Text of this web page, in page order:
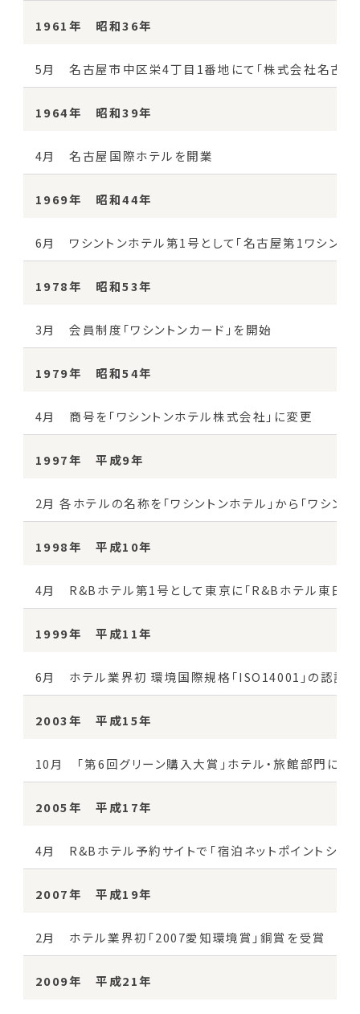
1961年 昭和36年
5月 名古屋市中区栄4丁目1番地にて「株式会社名古屋
1964年 昭和39年
4月 名古屋国際ホテルを開業
1969年 昭和44年
6月 ワシントンホテル第1号として「名古屋第1ワシント
1978年 昭和53年
3月 会員制度「ワシントンカード」を開始
1979年 昭和54年
4月 商号を「ワシントンホテル株式会社」に変更
1997年 平成9年
2月 各ホテルの名称を「ワシントンホテル」から「ワシン
1998年 平成10年
4月 R&Bホテル第1号として東京に「R&Bホテル東日本
1999年 平成11年
6月 ホテル業界初 環境国際規格「ISO14001」の認証を
2003年 平成15年
10月 「第6回グリーン購入大賞」ホテル・旅館部門にて
2005年 平成17年
4月 R&Bホテル予約サイトで「宿泊ネットポイントシス
2007年 平成19年
2月 ホテル業界初「2007愛知環境賞」銅賞を受賞
2009年 平成21年